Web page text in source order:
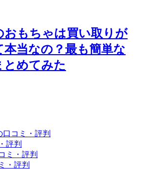
おもちゃは買い取りが
本当なの？最も簡単な
めてみた
コミ・評判
評判
ミ・評判
・評判